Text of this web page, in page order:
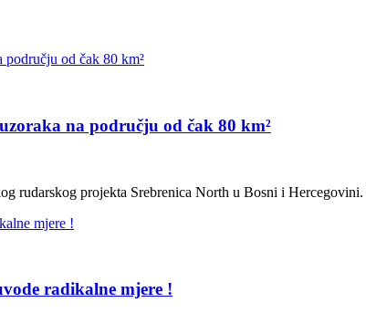
na području od čak 80 km²
rudarskog projekta Srebrenica North u Bosni i
radikalne mjere !